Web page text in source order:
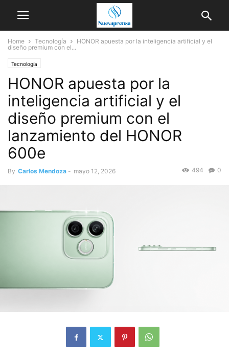
Home Tecnología
HONOR apuesta por la inteligencia artificial y el
diseño premium con el...
Tecnología
HONOR apuesta por la
inteligencia artificial y el
diseño premium con el
lanzamiento del HONOR
600e
By Carlos Mendoza - mayo 12, 2026 0
494